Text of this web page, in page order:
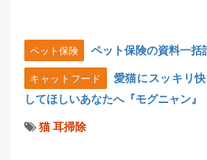
ペット保険 ペット保険の資料一括
キャットフード
愛猫にスッキリ
してほしいあなたへ『モグニャン』
猫 耳掃除